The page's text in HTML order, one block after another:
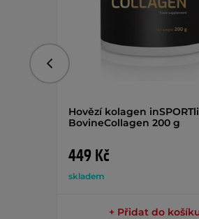
Hovězí kolagen
BovineCollagen 200 g
449 Kč
skladem
+ Přidat do
Předchozí